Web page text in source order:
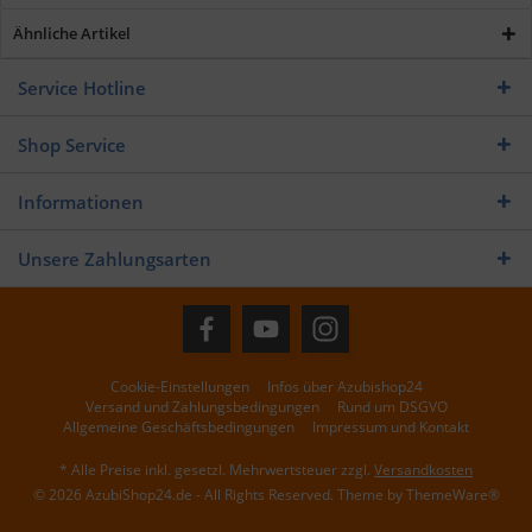
Ähnliche Artikel
Service Hotline
Shop Service
Informationen
Unsere Zahlungsarten
Cookie-Einstellungen
Infos über Azubishop24
Versand und Zahlungsbedingungen
Rund um DSGVO
Allgemeine Geschäftsbedingungen
Impressum und Kontakt
* Alle Preise inkl. gesetzl. Mehrwertsteuer zzgl. Versandkosten
© 2026 AzubiShop24.de - All Rights Reserved. Theme byThemeWare®